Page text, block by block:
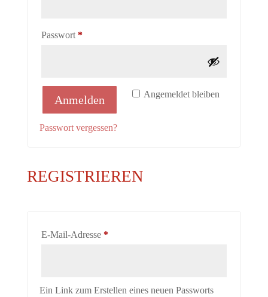
Passwort *Erforderlich
Angemeldet bleiben
Anmelden
Passwort vergessen?
REGISTRIEREN
E-Mail-Adresse *Erforderlich
Ein Link zum Erstellen eines neuen Passworts